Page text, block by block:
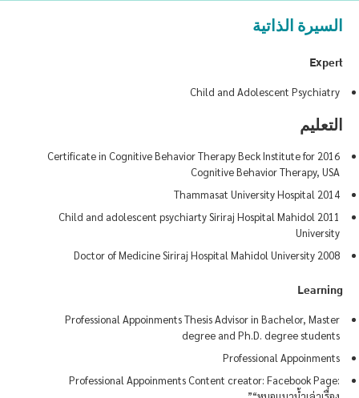
السيرة الذاتية
Expert
Child and Adolescent Psychiatry
التعليم
2016 Certificate in Cognitive Behavior Therapy Beck Institute for
Cognitive Behavior Therapy, USA
2014 Thammasat University Hospital
2011 Child and adolescent psychiarty Siriraj Hospital Mahidol
University
2008 Doctor of Medicine Siriraj Hospital Mahidol University
Learning
Professional Appoinments Thesis Advisor in Bachelor, Master
degree and Ph.D. degree students
Professional Appoinments
Professional Appoinments Content creator: Facebook Page: